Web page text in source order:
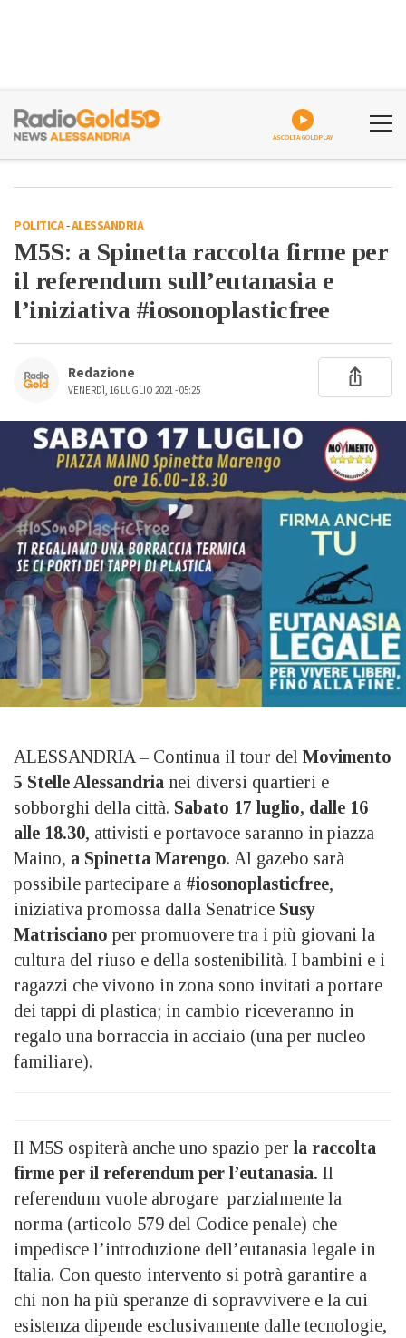
ASCOLTA GOLDPLAY
POLITICA-ALESSANDRIA
M5S: a Spinetta raccolta firme per
il referendum sull’eutanasia e
l’iniziativa #iosonoplasticfree
Redazione
VENERDÌ, 16 LUGLIO 2021 - 05:25
ALESSANDRIA – Continua il tour del Movimento
5 Stelle Alessandria nei diversi quartieri e
sobborghi della città. Sabato 17 luglio, dalle 16
alle 18.30, attivisti e portavoce saranno in piazza
Maino, a Spinetta Marengo. Al gazebo sarà
possibile partecipare a #iosonoplasticfree,
iniziativa promossa dalla Senatrice Susy
Matrisciano per promuovere tra i più giovani la
cultura del riuso e della sostenibilità. I bambini e i
ragazzi che vivono in zona sono invitati a portare
dei tappi di plastica; in cambio riceveranno in
regalo una borraccia in acciaio (una per nucleo
familiare).
Il M5S ospiterà anche uno spazio per la raccolta
firme per il referendum per l’eutanasia. Il
referendum vuole abrogare parzialmente la
norma (articolo 579 del Codice penale) che
impedisce l’introduzione dell’eutanasia legale in
Italia. Con questo intervento si potrà garantire a
chi non ha più speranze di sopravvivere e la cui
esistenza dipende esclusivamente dalle tecnologie,